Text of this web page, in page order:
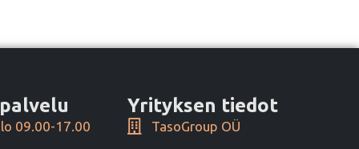
09.00-17.00
Yrityksen tiedot
TasoGroup OÜ